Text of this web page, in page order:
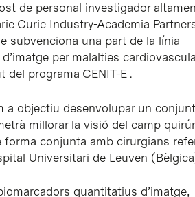
de personal investigador
Curie Industry-Academia
subvenciona una part de la línia
per malalties
programa CENIT-E .
a objectiu desenvolupar un conjunt
millorar la visió del camp
forma conjunta amb cirurgians
Universitari de Leuven
quantitatius d’imatge,